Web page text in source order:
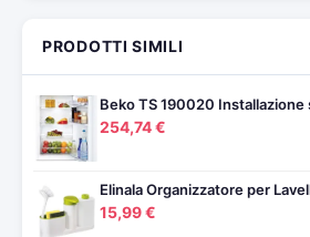
PRODOTTI SIMILI
Beko TS 190020
254,74 €
Elinala Organizzatore per
15,99 €